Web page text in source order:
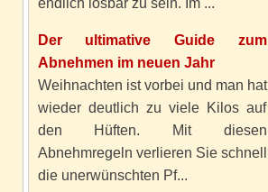
endlich lösbar zu sein. Im ...
Der ultimative Guide zum
Abnehmen im neuen Jahr
Weihnachten ist vorbei und man hat
wieder deutlich zu viele Kilos auf
den Hüften. Mit diesen
Abnehmregeln verlieren Sie schnell
die unerwünschten Pf...